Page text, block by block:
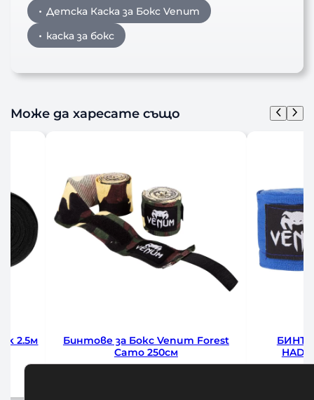
Детска Каска за Бокс Venum
каска за бокс
Може да харесате също
2.5м
Бинтове за Бокс Venum Forest
Camo 250см